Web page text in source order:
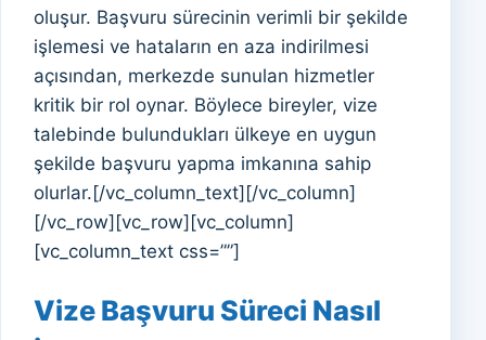
oluşur. Başvuru sürecinin verimli bir şekilde
işlemesi ve hataların en aza indirilmesi
açısından, merkezde sunulan hizmetler
kritik bir rol oynar. Böylece bireyler, vize
talebinde bulundukları ülkeye en uygun
şekilde başvuru yapma imkanına sahip
olurlar.[/vc_column_text][/vc_column]
[/vc_row][vc_row][vc_column]
[vc_column_text css=””]
Vize Başvuru Süreci Nasıl